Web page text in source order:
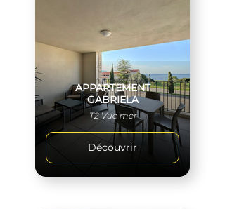
APPARTEMENT
GABRIELA
T2 Vue mer
Découvrir